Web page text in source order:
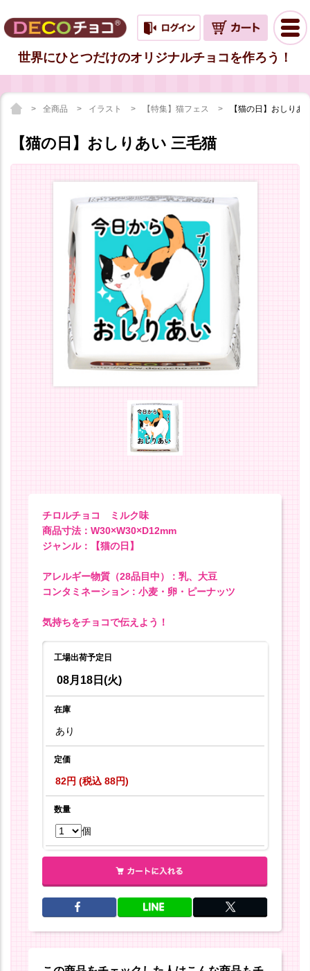
世界にひとつだけのオリジナルチョコを作ろう！
全商品 イラスト 【特集】猫フェス 【猫の日】おしりあ
【猫の日】おしりあい 三毛猫
チロルチョコ ミルク味
商品寸法：W30×W30×D12mm
ジャンル：【猫の日】
アレルギー物質（28品目中） : 乳、大豆
コンタミネーション : 小麦・卵・ピーナッツ
気持ちをチョコで伝えよう！
工場出荷予定日
08月18日(火)
在庫
あり
定価
82円 (税込 88円)
数量
個